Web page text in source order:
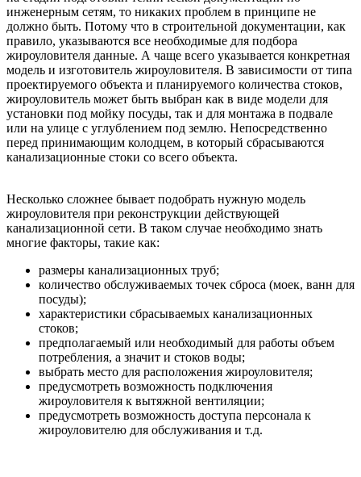
инженерным сетям, то никаких проблем в принципе не
должно быть. Потому что в строительной документации, как
правило, указываются все необходимые для подбора
жироуловителя данные. А чаще всего указывается конкретная
модель и изготовитель жироуловителя. В зависимости от типа
проектируемого объекта и планируемого количества стоков,
жироуловитель может быть выбран как в виде модели для
установки под мойку посуды, так и для монтажа в подвале
или на улице с углублением под землю. Непосредственно
перед принимающим колодцем, в который сбрасываются
канализационные стоки со всего объекта.
Несколько сложнее бывает подобрать нужную модель
жироуловителя при реконструкции действующей
канализационной сети. В таком случае необходимо знать
многие факторы, такие как:
размеры канализационных труб;
количество обслуживаемых точек сброса (моек, ванн для
посуды);
характеристики сбрасываемых канализационных
стоков;
предполагаемый или необходимый для работы объем
потребления, а значит и стоков воды;
выбрать место для расположения жироуловителя;
предусмотреть возможность подключения
жироуловителя к вытяжной вентиляции;
предусмотреть возможность доступа персонала к
жироуловителю для обслуживания и т.д.